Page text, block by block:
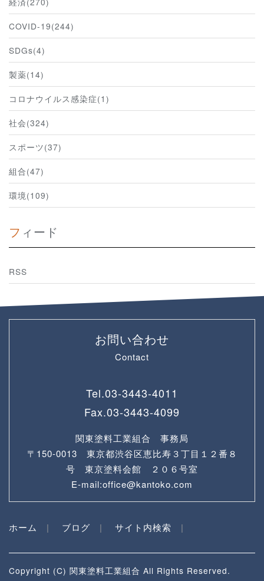
COVID-19(244)
SDGs(4)
製薬(14)
コロナウイルス感染症(1)
社会(324)
スポーツ(37)
組合(47)
環境(109)
フィード
RSS
お問い合わせ
Contact
Tel.03-3443-4011
Fax.03-3443-4099
関東塗料工業組合 事務局
〒150-0013 東京都渋谷区恵比寿３丁目１２番８
号 東京塗料会館 ２０６号室
E-mail:office@kantoko.com
ホーム ブログ サイト内検索
Copyright (C) 関東塗料工業組合 All Rights Reserved.